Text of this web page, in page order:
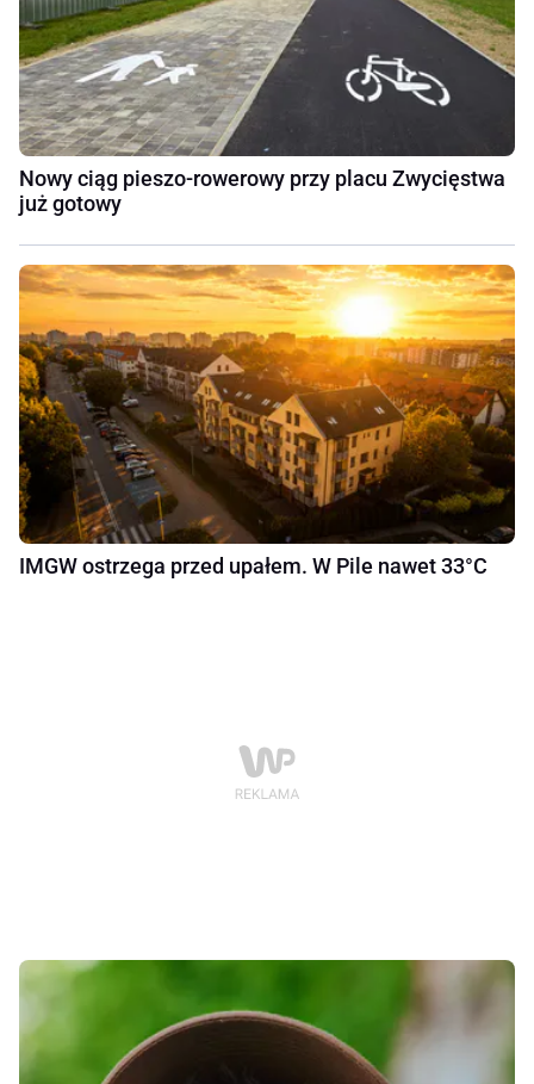
Nowy ciąg pieszo-rowerowy przy placu Zwycięstwa
już gotowy
IMGW ostrzega przed upałem. W Pile nawet 33°C